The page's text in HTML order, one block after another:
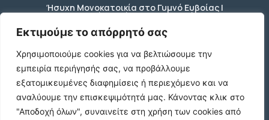
Εκτιμούμε το απόρρητό σας
Χρησιμοποιούμε cookies για να βελτιώσουμε την
εμπειρία περιήγησής σας, να προβάλλουμε
εξατομικευμένες διαφημίσεις ή περιεχόμενο και να
αναλύουμε την επισκεψιμότητά μας. Κάνοντας κλικ στο
"Αποδοχή όλων", συναινείτε στη χρήση των cookies από
Ήσυχη Μονοκατοικία στο Γυμνό Ευβοίας |
Κοντά σε Θάλασσα & Βουνό
€52 /μήνα
ΕΝΟΙΚΙΑΣΗ ΔΙΑΜΕΡΙΣΜΑΤΟΣ ΧΑΡΙΛΑΟΥ
ΘΕΣΣΑΛΟΝΙΚΗ
€600 /μήνα